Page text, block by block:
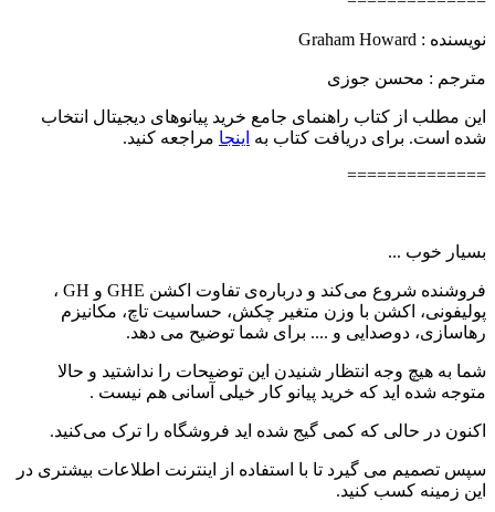
نویسنده :‌ Graham Howard
مترجم : محسن جوزی
این مطلب از کتاب راهنمای جامع خرید پیانوهای دیجیتال انتخاب
شده است. برای دریافت کتاب به اینجا مراجعه کنید.
==============
بسیار خوب ...
فروشنده شروع می‌کند و درباره‌ی تفاوت اکشن GHE و GH ،
پولیفونی،‌ اکشن با وزن متغیر چکش، حساسیت تاچ،‌ مکانیزم
رهاسازی،‌ دوصدایی و .... برای شما توضیح می دهد.
شما به هیچ وجه انتظار شنیدن این توضیحات را نداشتید و حالا
متوجه شده ا‌ید که خرید پیانو کار خیلی آسانی هم نیست .
اکنون در حالی که کمی گیج شده اید فروشگاه را ترک می‌کنید.
سپس تصمیم می گیرد تا با استفاده از اینترنت اطلاعات بیشتری در
این زمینه کسب کنید.